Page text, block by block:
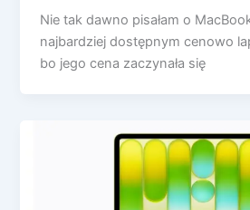
Nie tak dawno pisałam o
najbardziej dostępnym cenowo
bo jego cena zaczynała się